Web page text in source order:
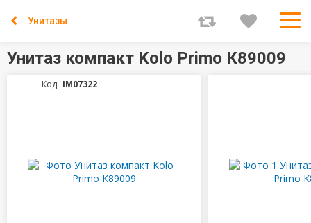
Унитазы
Унитаз компакт Kolo Primo К89009
Код: IM07322